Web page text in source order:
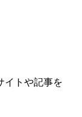
イトや記事を